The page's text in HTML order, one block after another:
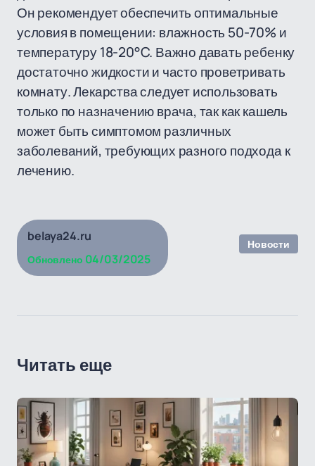
Он рекомендует обеспечить оптимальные
условия в помещении: влажность 50-70% и
температуру 18-20°C. Важно давать ребенку
достаточно жидкости и часто проветривать
комнату. Лекарства следует использовать
только по назначению врача, так как кашель
может быть симптомом различных
заболеваний, требующих разного подхода к
лечению.
belaya24.ru
Обновлено 04/03/2025
Новости
Читать еще